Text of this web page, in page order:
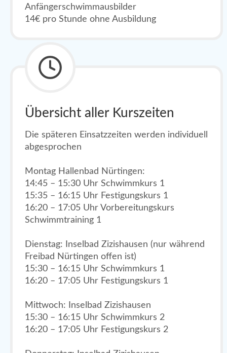
Anfängerschwimmausbilder
14€ pro Stunde ohne Ausbildung
Übersicht aller Kurszeiten
Die späteren Einsatzzeiten werden individuell
abgesprochen
Montag Hallenbad Nürtingen:
14:45 – 15:30 Uhr Schwimmkurs 1
15:35 – 16:15 Uhr Festigungskurs 1
16:20 – 17:05 Uhr Vorbereitungskurs
Schwimmtraining 1
Dienstag: Inselbad Zizishausen (nur während
Freibad Nürtingen offen ist)
15:30 – 16:15 Uhr Schwimmkurs 1
16:20 – 17:05 Uhr Festigungskurs 1
Mittwoch: Inselbad Zizishausen
15:30 – 16:15 Uhr Schwimmkurs 2
16:20 – 17:05 Uhr Festigungskurs 2